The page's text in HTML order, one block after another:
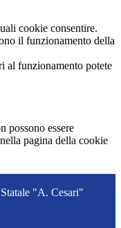
cookie consentire.
il funzionamento della
al funzionamento potete
possono essere
pagina della cookie
"A. Cesari"